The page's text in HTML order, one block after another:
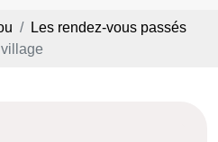
Les rendez-vous passés